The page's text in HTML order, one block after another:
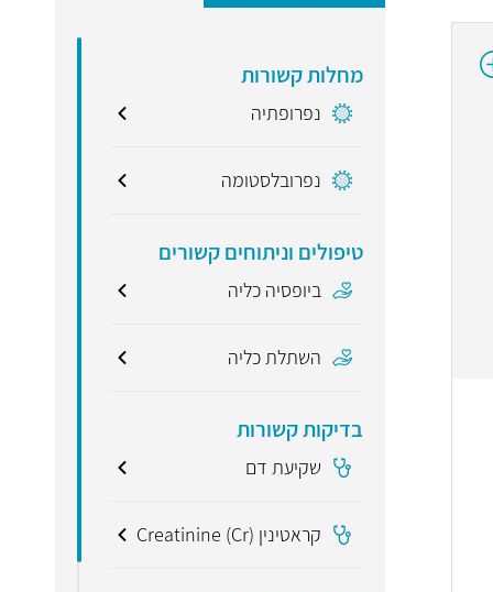
מחלות קשורות
נפרופתיה
נפרובלסטומה
טיפולים וניתוחים קשורים
ביופסיה כליה
השתלת כליה
בדיקות קשורות
שקיעת דם
קראטינין (Creatinine (Cr